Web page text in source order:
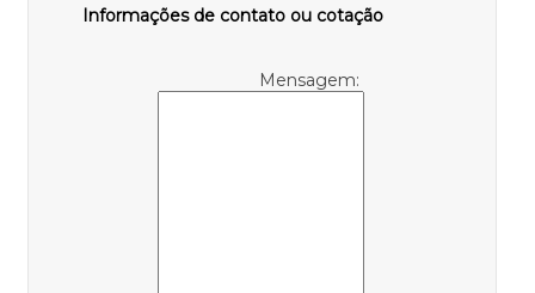
Informações de contato ou cotação
Mensagem: